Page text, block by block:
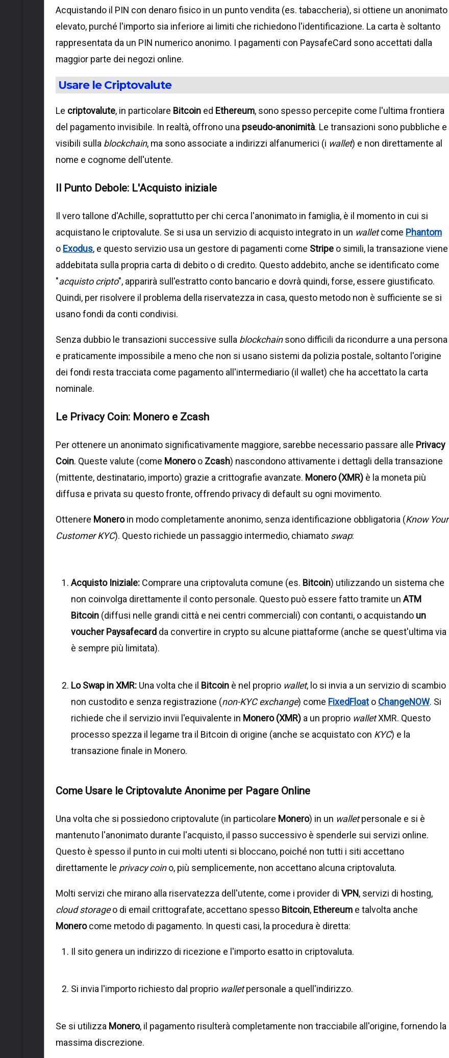
Acquistando il PIN con denaro fisico in un punto vendita (es. tabaccheria), si ottiene un anonimato
elevato, purché l'importo sia inferiore ai limiti che richiedono l'identificazione. La carta è soltanto
rappresentata da un PIN numerico anonimo. I pagamenti con PaysafeCard sono accettati dalla
maggior parte dei negozi online.
Usare le Criptovalute
Le criptovalute, in particolare Bitcoin ed Ethereum, sono spesso percepite come l'ultima frontiera
del pagamento invisibile. In realtà, offrono una pseudo-anonimità. Le transazioni sono pubbliche e
visibili sulla blockchain, ma sono associate a indirizzi alfanumerici (i wallet) e non direttamente al
nome e cognome dell'utente.
Il Punto Debole: L'Acquisto iniziale
Il vero tallone d'Achille, soprattutto per chi cerca l'anonimato in famiglia, è il momento in cui si
acquistano le criptovalute. Se si usa un servizio di acquisto integrato in un walletcome Phantom
o Exodus, e questo servizio usa un gestore di pagamenti come Stripe o simili, la transazione viene
addebitata sulla propria carta di debito o di credito. Questo addebito, anche se identificato come
"acquisto cripto", apparirà sull'estratto conto bancario e dovrà quindi, forse, essere giustificato.
Quindi, per risolvere il problema della riservatezza in casa, questo metodo non è sufficiente se si
usano fondi da conti condivisi.
Senza dubbio le transazioni successive sulla blockchainsono difficili da ricondurre a una persona
e praticamente impossibile a meno che non si usano sistemi da polizia postale, soltanto l'origine
dei fondi resta tracciata come pagamento all'intermediario (il wallet) che ha accettato la carta
nominale.
Le Privacy Coin: Monero e Zcash
Per ottenere un anonimato significativamente maggiore, sarebbe necessario passare alle Privacy
Coin. Queste valute (come Moneroo Zcash) nascondono attivamente i dettagli della transazione
(mittente, destinatario, importo) grazie a crittografie avanzate. Monero (XMR) è la moneta più
diffusa e privata su questo fronte, offrendo privacy di default su ogni movimento.
Ottenere Moneroin modo completamente anonimo, senza identificazione obbligatoria (Know Your
Customer KYC). Questo richiede un passaggio intermedio, chiamato swap:
Acquisto Iniziale: Comprare una criptovaluta comune (es. Bitcoin) utilizzando un sistema che
non coinvolga direttamente il conto personale. Questo può essere fatto tramite un ATM
Bitcoin (diffusi nelle grandi città e nei centri commerciali) con contanti, o acquistando un
voucher Paysafecard da convertire in crypto su alcune piattaforme (anche se quest'ultima via
è sempre più limitata).
Lo Swap in XMR: Una volta che il Bitcoin è nel proprio wallet, lo si invia a un servizio di scambio
non custodito e senza registrazione (non-KYC exchange) come FixedFloato ChangeNOW. Si
richiede che il servizio invii l'equivalente in Monero (XMR) a un proprio walletXMR. Questo
processo spezza il legame tra il Bitcoin di origine (anche se acquistato con KYC) e la
transazione finale in Monero.
Come Usare le Criptovalute Anonime per Pagare Online
Una volta che si possiedono criptovalute (in particolare Monero) in un walletpersonale e si è
mantenuto l'anonimato durante l'acquisto, il passo successivo è spenderle sui servizi online.
Questo è spesso il punto in cui molti utenti si bloccano, poiché non tutti i siti accettano
direttamente le privacy coino, più semplicemente, non accettano alcuna criptovaluta.
Molti servizi che mirano alla riservatezza dell'utente, come i provider di VPN, servizi di hosting,
cloud storageo di email crittografate, accettano spesso Bitcoin, Ethereum e talvolta anche
Monerocome metodo di pagamento. In questi casi, la procedura è diretta:
Il sito genera un indirizzo di ricezione e l'importo esatto in criptovaluta.
Si invia l'importo richiesto dal proprio walletpersonale a quell'indirizzo.
Se si utilizza Monero, il pagamento risulterà completamente non tracciabile all'origine, fornendo la
massima discrezione.